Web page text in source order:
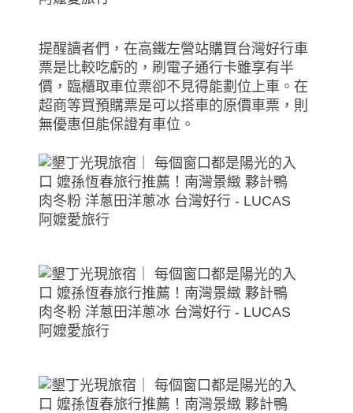
提醒讀者們，在高鐵左營站購買台灣好行車
票是比較吃虧的，刷電子通行卡雖享有半
價，臨櫃取車位票卻不見得能劃位上車。在
超商等買預購票是可以搭車的原價車票，則
無優惠但能保證有車位。